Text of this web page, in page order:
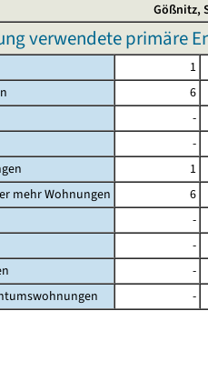
Gößnitz,
verwendete primäre
1
6
-
-
1
mehr Wohnungen
6
-
-
-
-